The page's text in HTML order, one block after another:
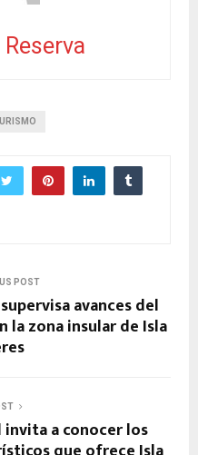
POST
avances del
la zona insular de Isla
a conocer los